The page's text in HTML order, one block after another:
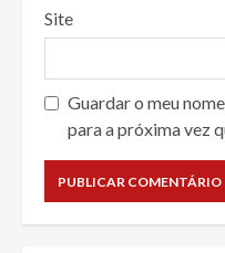
Site
Guardar o meu
para a próxima vez